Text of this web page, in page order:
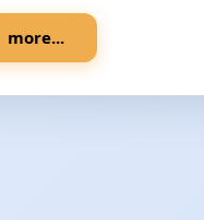
more...